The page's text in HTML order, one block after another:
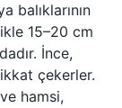
balıklarının
15–20 cm
İnce,
çekerler.
hamsi,